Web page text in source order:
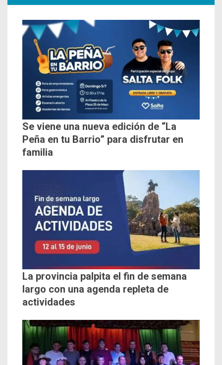
Se viene una nueva edición de “La
Peña en tu Barrio” para disfrutar en
familia
La provincia palpita el fin de semana
largo con una agenda repleta de
actividades